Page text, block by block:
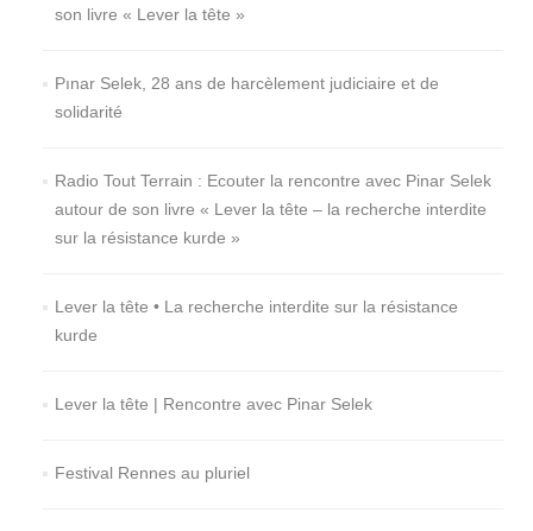
son livre « Lever la tête »
Pınar Selek, 28 ans de harcèlement judiciaire et de
solidarité
Radio Tout Terrain : Ecouter la rencontre avec Pinar Selek
autour de son livre « Lever la tête – la recherche interdite
sur la résistance kurde »
Lever la tête • La recherche interdite sur la résistance
kurde
Lever la tête | Rencontre avec Pinar Selek
Festival Rennes au pluriel